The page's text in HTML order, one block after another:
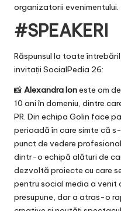
organizatorii evenimentului.
#SPEAKERI
Răspunsul la toate
invitații SocialPedia 26:
📸 Alexandra Ioneste om
10 ani în domeniu, dintre
PR. Din echipa Golin face
perioadă în care simte că
punct de vedere
dintr-o echipă alături de
dezvoltă proiecte cu care
pentru social media a venit
presupune, dar a atras-o